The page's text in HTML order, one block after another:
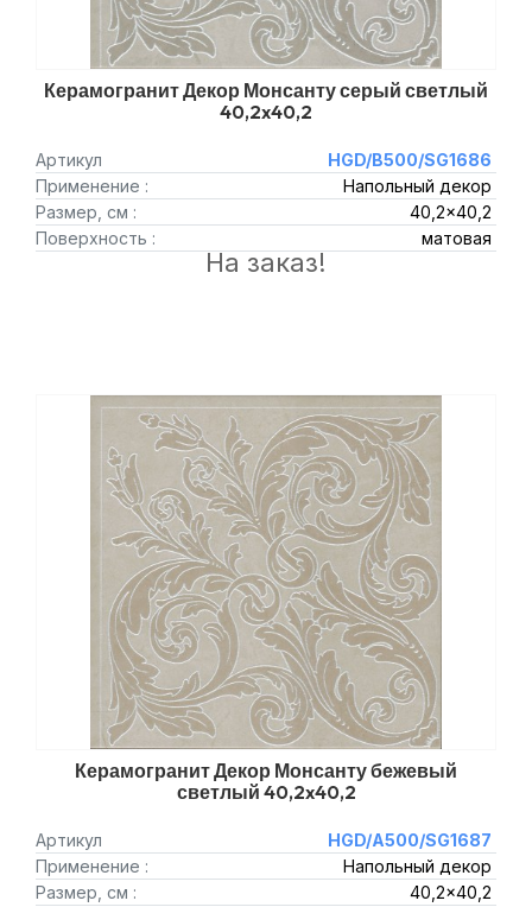
Керамогранит Декор Монсанту серый светлый
40,2x40,2
Артикул
HGD/B500/SG1686
Применение :
Напольный декор
Размер, см :
40,2x40,2
Поверхность :
матовая
На заказ!
Керамогранит Декор Монсанту бежевый
светлый 40,2x40,2
Артикул
HGD/A500/SG1687
Применение :
Напольный декор
Размер, см :
40,2x40,2